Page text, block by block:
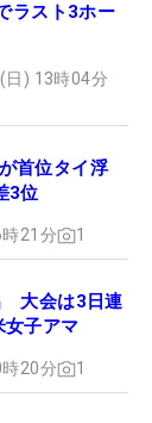
ラスト3ホー
日) 13時04分
首位タイ浮
3位
21分 1
大会は3日連
子アマ
20分 1